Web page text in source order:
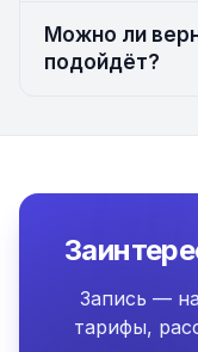
Можно ли
подойдёт?
Запись —
тарифы,